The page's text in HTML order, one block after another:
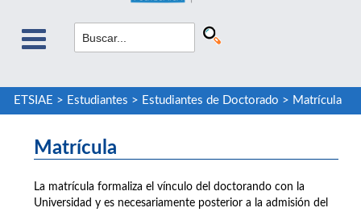
ETSIAE > Estudiantes > Estudiantes de Doctorado > Matrícula
Matrícula
La matrícula formaliza el vínculo del doctorando con la
Universidad y es necesariamente posterior a la admisión del